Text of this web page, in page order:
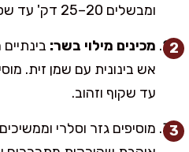
ומבשלים 20–25 דק' עד שסכין נכנסת בקלות.
מכינים מילוי בשר:
עד שקוף וזהוב.